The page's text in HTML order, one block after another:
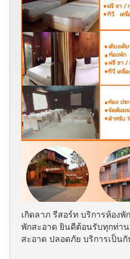
เกิดลาภ รีสอร์ท บริการห้อง
พักสะอาด ยินดีต้อนรับทุกท่า
สะอาด ปลอดภัย บริการเป็นกั